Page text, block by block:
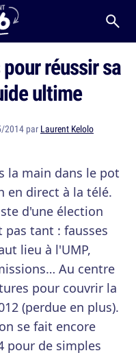
réussir sa
ultime
2014 par Laurent Kelolo
la main dans le pot
en direct à la télé.
d'une élection
pas tant : fausses
lieu à l'UMP,
Au centre
pour couvrir la
(perdue en plus).
se fait encore
pour de simples